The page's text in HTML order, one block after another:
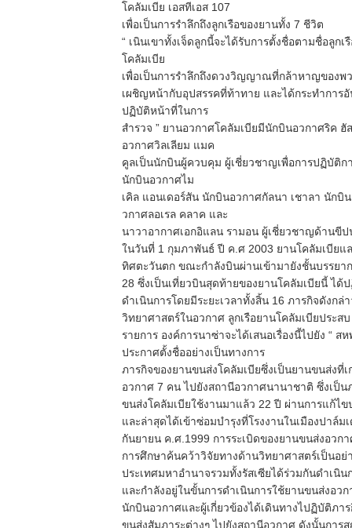
โคลัมเบีย เอสทีเอส 107
เพื่อเป็นการรำลึกถึงลูกเรือของยานทั้ง 7 ชีวิต
“ เนินเขาทั้งเจ็ดลูกนี้จะได้รับการตั้งชื่อตามชื่อลูก
โคลัมเบีย
เพื่อเป็นการรำลึกถึงดวงวิญญาณที่กล้าหาญของพว
เผชิญหน้ากับอุปสรรคที่ท้าทาย และได้กระทำการ
ปฏิบัติหน้าที่ในการ
สำรวจ ” ยานอวกาศโคลัมเบียมีนักบินอวกาศริค
อวกาศวิลเลียม แมค
คูลเป็นนักบินผู้ควบคุม ผู้เชี่ยวชาญเพื่อการปฏิบัติ
นักบินอวกาศไม
เคิล แอนเดอร์สัน นักบินอวกาศกัลนา เชาลา นักบิ
วกาศลอเรล คลาค และ
นาวาอากาศเอกอิแลน รามอน ผู้เชี่ยวชาญด้านขีป
ในวันที่ 1 กุมภาพันธ์ ปี ค.ศ 2003 ยานโคลัมเบียแ
ทิศตะวันตก ขณะกำลังบินผ่านเข้ามายังชั้นบรรยา
28 ซึ่งเป็นเที่ยวบินสุดท้ายของยานโคลัมเบียนี้ ไ
ดำเนินการโดยมีระยะเวลาทั้งสิ้น 16 ภารกิจดังก
วิทยาศาสตร์ในอวกาศ ลูกเรือยานโคลัมเบียประส
รายการ องค์การนาซ่าจะได้เสนอเรื่องนี้ไปยัง “
ประกาศตั้งชื่ออย่างเป็นทางการ
ภารกิจของยานขนส่งโคลัมเบียซึ่งเป็นยานขนส่งที่
อวกาศ 7 คน ไปยังสถานีอวกาศนานาชาติ ซึ่งเป็
ขนส่งโคลัมเบียใช้งานมาแล้ว 22 ปี ผ่านการแก้ไ
และล่าสุดได้เข้าซ่อมบำรุงที่โรงงานในเมืองปาล์ม
กันยายน ค.ศ.1999 การระเบิดของยานขนส่งอวก
การศึกษาค้นคว้าวิจัยทางด้านวิทยาศาสตร์เป็นอ
ประเทศมหาอำนาจรวมทั้งรัสเซียได้ร่วมกันดำเนิ
และกำลังอยู่ในขั้นการดำเนินการใช้ยานขนส่งอว
นักบินอวกาศและผู้เกี่ยวข้องได้เดินทางไปฏิบัติภ
ขนส่งสัมภาระต่างๆ ไปยังสถานีอวกาศ ดังนั้นการ